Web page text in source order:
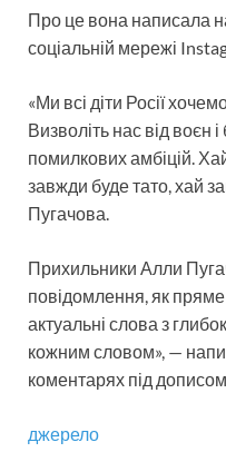
Про це вона написала
соціальній мережі
«Ми всі діти Росії
Визволіть нас від воєн і
помилкових амбіцій.
завжди буде тато, хай
Пугачова.
Прихильники Алли
повідомлення, як
актуальні слова з
кожним словом», —
коментарях під
джерело